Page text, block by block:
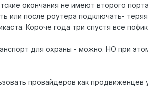
окончания не имеют второго
или после роутера подключать-
Короче года три спустя все
для охраны - можно. НО при
провайдеров как продвиженцев